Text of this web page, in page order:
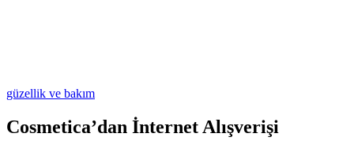
güzellik ve bakım
Cosmetica’dan İnternet Alışverişi